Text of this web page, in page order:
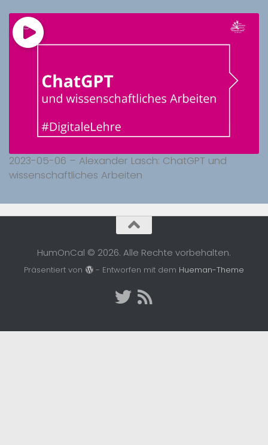
2023-05-06 – Alexander Lasch: ChatGPT und
wissenschaftliches Arbeiten
HumOnCal © 2026. Alle Rechte vorbehalten.
Präsentiert von - Entworfen mit dem Hueman-Theme